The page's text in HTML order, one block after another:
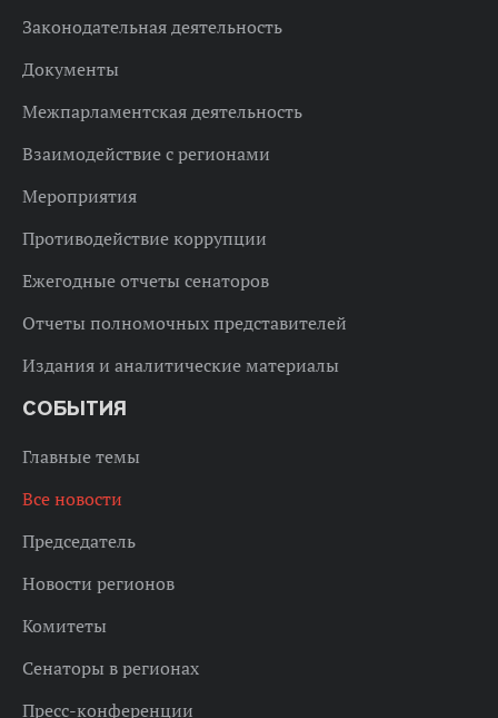
Законодательная деятельность
Документы
Межпарламентская деятельность
Взаимодействие с регионами
Мероприятия
Противодействие коррупции
Ежегодные отчеты сенаторов
Отчеты полномочных представителей
Издания и аналитические материалы
СОБЫТИЯ
Главные темы
Все новости
Председатель
Новости регионов
Комитеты
Сенаторы в регионах
Пресс-конференции